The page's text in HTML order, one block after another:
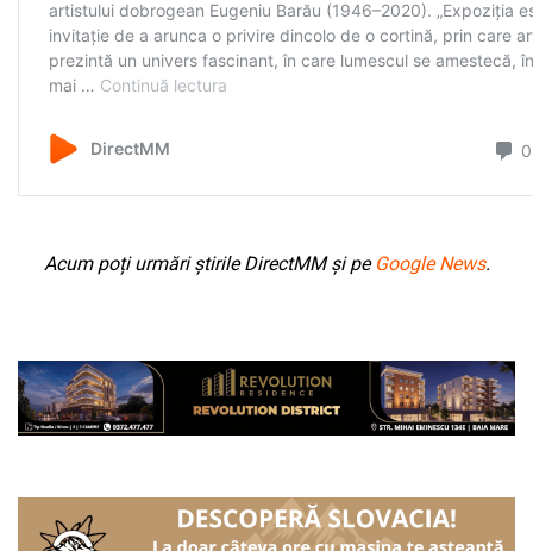
Acum poți urmări știrile DirectMM și pe Google News.